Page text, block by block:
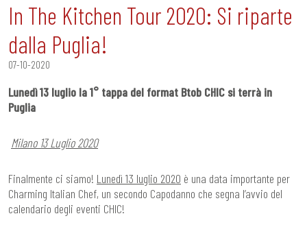
In The Kitchen Tour 2020: Si riparte
dalla Puglia!
07-10-2020
Lunedì 13 luglio la 1° tappa del format Btob CHIC si terrà in
Puglia
Milano 13 Luglio 2020
Finalmente ci siamo! Lunedì 13 luglio 2020 è una data importante per
Charming Italian Chef, un secondo Capodanno che segna l’avvio del
calendario degli eventi CHIC!